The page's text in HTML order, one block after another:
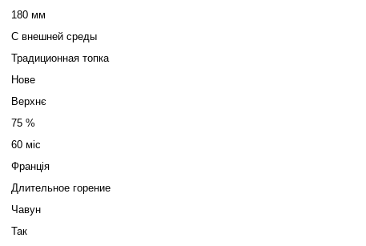
180 мм
С внешней среды
Традиционная топка
Нове
Верхнє
75 %
60 міс
Франція
Длительное горение
Чавун
Так